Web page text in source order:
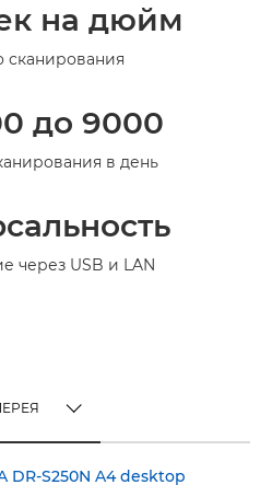
на дюйм
сканирования
до 9000
в день
через USB и LAN